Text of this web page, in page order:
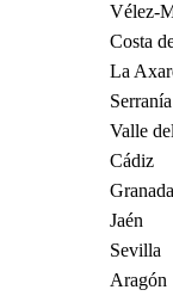
Vélez-
Costa
La
Valle
Cádiz
Granada
Jaén
Sevilla
Aragón